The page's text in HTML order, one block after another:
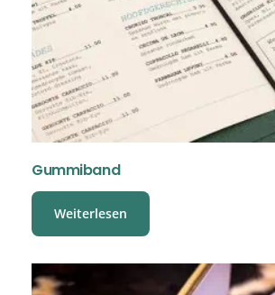
Gummiband
Weiterlesen